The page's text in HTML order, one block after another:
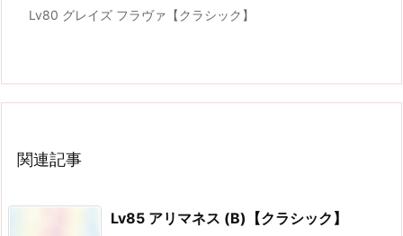
Lv80 グレイズ フラヴァ【クラシック】
関連記事
Lv85 アリマネス (B)【クラシック】